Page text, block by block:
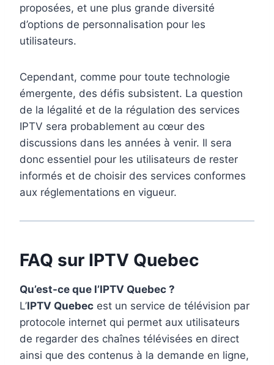
proposées, et une plus grande diversité
d’options de personnalisation pour les
utilisateurs.
Cependant, comme pour toute technologie
émergente, des défis subsistent. La question
de la légalité et de la régulation des services
IPTV sera probablement au cœur des
discussions dans les années à venir. Il sera
donc essentiel pour les utilisateurs de rester
informés et de choisir des services conformes
aux réglementations en vigueur.
FAQ sur IPTV Quebec
Qu’est-ce que l’IPTV Quebec ?
L’IPTV Quebec est un service de télévision par
protocole internet qui permet aux utilisateurs
de regarder des chaînes télévisées en direct
ainsi que des contenus à la demande en ligne,